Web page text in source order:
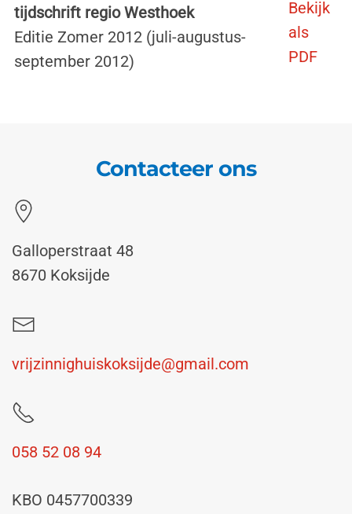
tijdschrift regio Westhoek
Editie Zomer 2012 (juli-augustus-
september 2012)
Bekijk
als
PDF
Contacteer ons
Galloperstraat 48
8670 Koksijde
vrijzinnighuiskoksijde@gmail.com
058 52 08 94
KBO 0457700339